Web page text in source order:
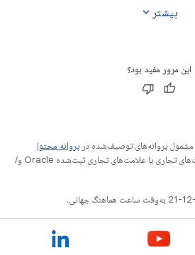
بیشتر expand_more
این مرور مفید بود؟
مشمول پروانه‌های توصیف‌شده در پروانه محتوا
هستند. جاوا و OpenJDK علامت‌های تجاری یا علامت‌های تجاری ثبت‌شده Oracle و/